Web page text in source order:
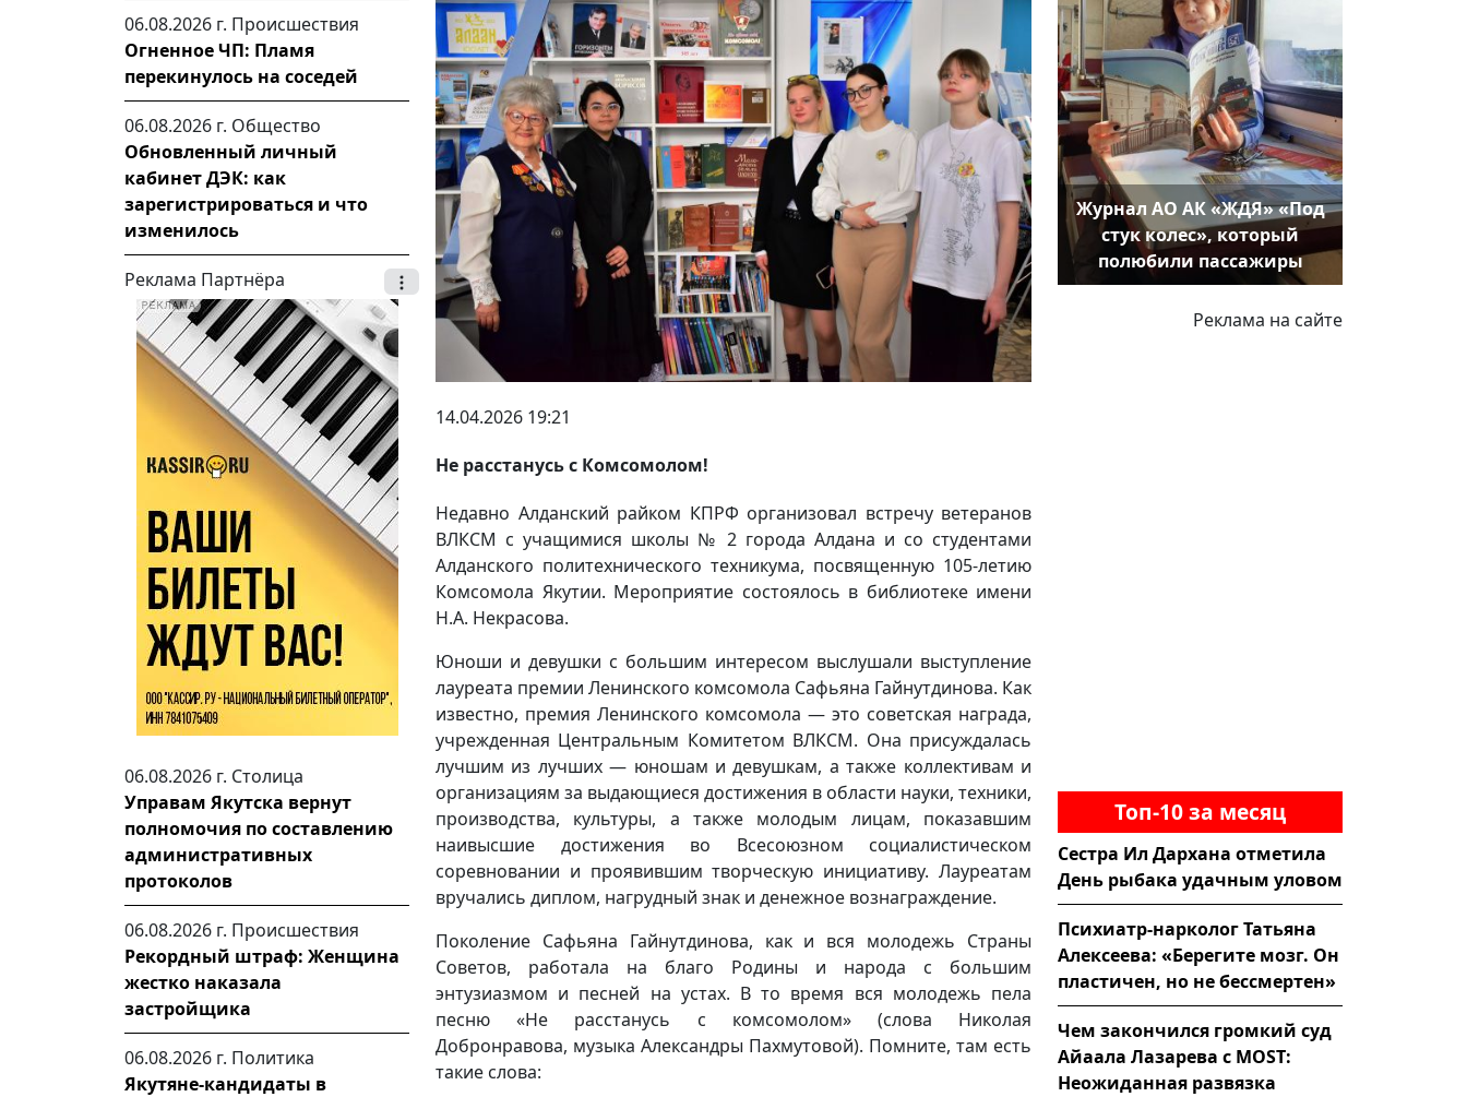
06.08.2026 г. Происшествия
Огненное ЧП: Пламя
перекинулось на соседей
06.08.2026 г. Общество
Обновленный личный
кабинет ДЭК: как
зарегистрироваться и что
изменилось
Реклама Партнёра
06.08.2026 г. Столица
Управам Якутска вернут
полномочия по составлению
административных
протоколов
06.08.2026 г. Происшествия
Рекордный штраф: Женщина
жестко наказала
застройщика
06.08.2026 г. Политика
Якутяне-кандидаты в
14.04.2026 19:21
Не расстанусь с Комсомолом!
Недавно Алданский райком КПРФ организовал встречу ветеранов
ВЛКСМ с учащимися школы № 2 города Алдана и со студентами
Алданского политехнического техникума, посвященную 105-летию
Комсомола Якутии. Мероприятие состоялось в библиотеке имени
Н.А. Некрасова.
Юноши и девушки с большим интересом выслушали выступление
лауреата премии Ленинского комсомола Сафьяна Гайнутдинова. Как
известно, премия Ленинского комсомола — это советская награда,
учрежденная Центральным Комитетом ВЛКСМ. Она присуждалась
лучшим из лучших — юношам и девушкам, а также коллективам и
организациям за выдающиеся достижения в области науки, техники,
производства, культуры, а также молодым лицам, показавшим
наивысшие достижения во Всесоюзном социалистическом
соревновании и проявившим творческую инициативу. Лауреатам
вручались диплом, нагрудный знак и денежное вознаграждение.
Поколение Сафьяна Гайнутдинова, как и вся молодежь Страны
Советов, работала на благо Родины и народа с большим
энтузиазмом и песней на устах. В то время вся молодежь пела
песню «Не расстанусь с комсомолом» (слова Николая
Добронравова, музыка Александры Пахмутовой). Помните, там есть
такие слова:
Журнал АО АК «ЖДЯ» «Под
стук колес», который
полюбили пассажиры
Реклама на сайте
Топ-10 за месяц
Сестра Ил Дархана отметила
День рыбака удачным уловом
Психиатр-нарколог Татьяна
Алексеева: «Берегите мозг. Он
пластичен, но не бессмертен»
Чем закончился громкий суд
Айаала Лазарева с MOST:
Неожиданная развязка